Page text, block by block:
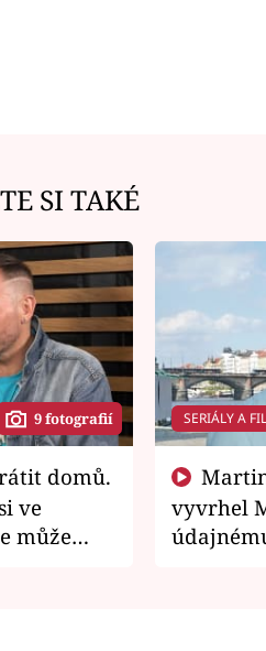
SI TAKÉ
9 fotografií
ve
může
SERIÁLY A
vyvrhel